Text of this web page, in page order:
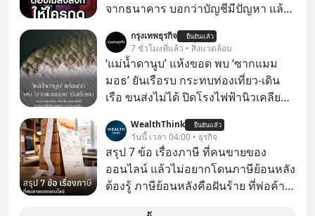
จากธนาคาร บอกว่าบัญชีมีปัญหา แล้ว
ทันที มาฟัง “ป้าเก๋าเล่ากลโกง” เพื่อรู้ทัน
มุกหลอกลวงในคราบความน่าเชื่อถือ
กันค่ะ #แก้เกมกลโกง #ป้าเก๋าเล่ากล
โกง #LivesSustainably #อยู่อย่าง
#FraudEducation #FinancialLiteracy
#DigitalBankWithHumanTouch
กรุงเทพธุรกิจ ยืนยันแล้ว
7 ชั่วโมงที่แล้ว • สิ่งแวดล้อม
‘แม่น้ำดานูบ’ แห้งขอด พบ ‘ซากแมม
มอธ’ ยันเรือรบ กระทบท่องเที่ยว-เดิน
เรือ ขนส่งไม่ได้ ปิดโรงไฟฟ้านิวเคลียร์
กับฤดูร้อนรุนแรงและภัยแล้งที่ยาวนาน
อย่างไม่เคยปรากฏมาก่อน ส่งผลให้
แม่น้ำหลายสายลดระดับลงสู่ระดับต่ำ
สุดเป็นประวัติการณ์ โดยเฉพาะ “แม่น้ำ
ดานูบ” ซึ่งเป็นแม่น้ำยาวอันดับสองของ
WealthThink ยืนยันแล้ว
วันนี้ เวลา 04:00 • ธุรกิจ
สรุป 7 ข้อ เรื่องภาษี ที่คนขายของ
ออนไลน์ แล้วไม่อยากโดนภาษีย้อนหลัง
ต้องรู้ ภาษีย้อนหลังคือฝันร้าย ที่พ่อค้า